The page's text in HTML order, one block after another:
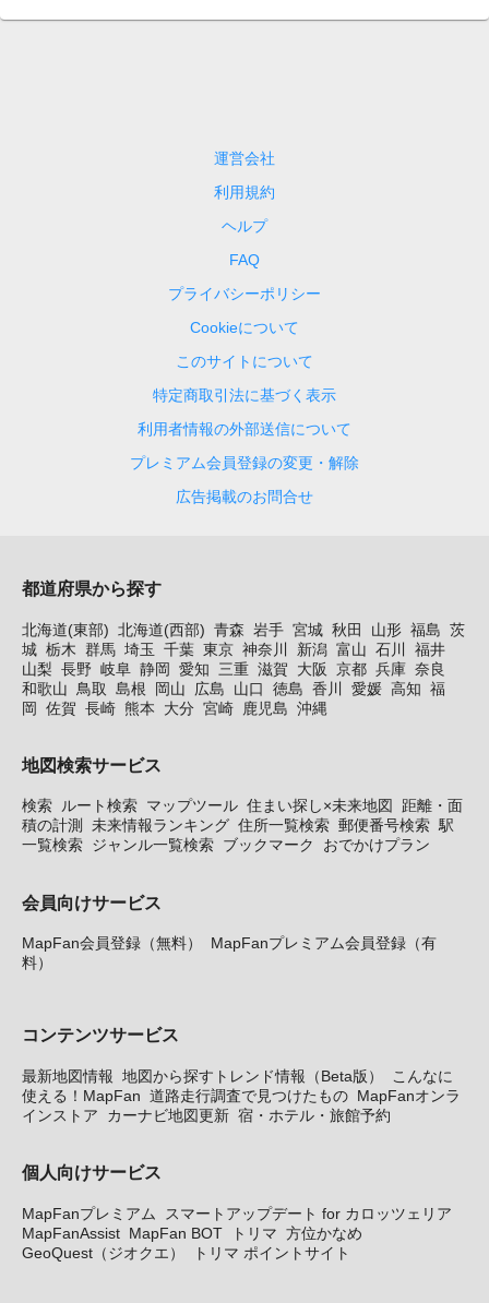
運営会社
利用規約
ヘルプ
FAQ
プライバシーポリシー
Cookieについて
このサイトについて
特定商取引法に基づく表示
利用者情報の外部送信について
プレミアム会員登録の変更・解除
広告掲載のお問合せ
都道府県から探す
北海道(東部) 北海道(西部) 青森 岩手 宮城 秋田 山形 福島 茨
城 栃木 群馬 埼玉 千葉 東京 神奈川 新潟 富山 石川
福井
山梨 長野 岐阜 静岡 愛知 三重 滋賀 大阪 京都 兵庫 奈良
和歌山
鳥取 島根 岡山 広島 山口 徳島 香川 愛媛 高知 福
岡 佐賀 長崎 熊本 大分 宮崎 鹿児島 沖縄
地図検索サービス
検索 ルート検索 マップツール 住まい探し×未来地図
距離・面
積の計測
未来情報ランキング 住所一覧検索 郵便番号検索 駅
一覧検索 ジャンル一覧検索 ブックマーク おでかけプラン
会員向けサービス
MapFan会員登録（無料）
MapFanプレミアム会員登録（有
料）
コンテンツサービス
最新地図情報 地図から探すトレンド情報（Beta版）
こんなに
使える！MapFan 道路走行調査で見つけたもの MapFanオンラ
インストア
カーナビ地図更新 宿・ホテル・旅館予約
個人向けサービス
MapFanプレミアム
スマートアップデート for カロッツェリア
MapFanAssist MapFan BOT トリマ 方位かなめ
GeoQuest（ジオクエ）
トリマ ポイントサイト